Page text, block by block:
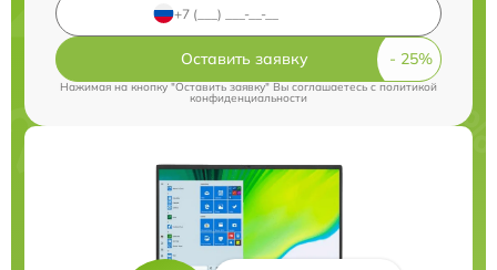
Оставить заявку
Нажимая на кнопку "Оставить заявку" Вы соглашаетесь cполитикой
конфиденциальности